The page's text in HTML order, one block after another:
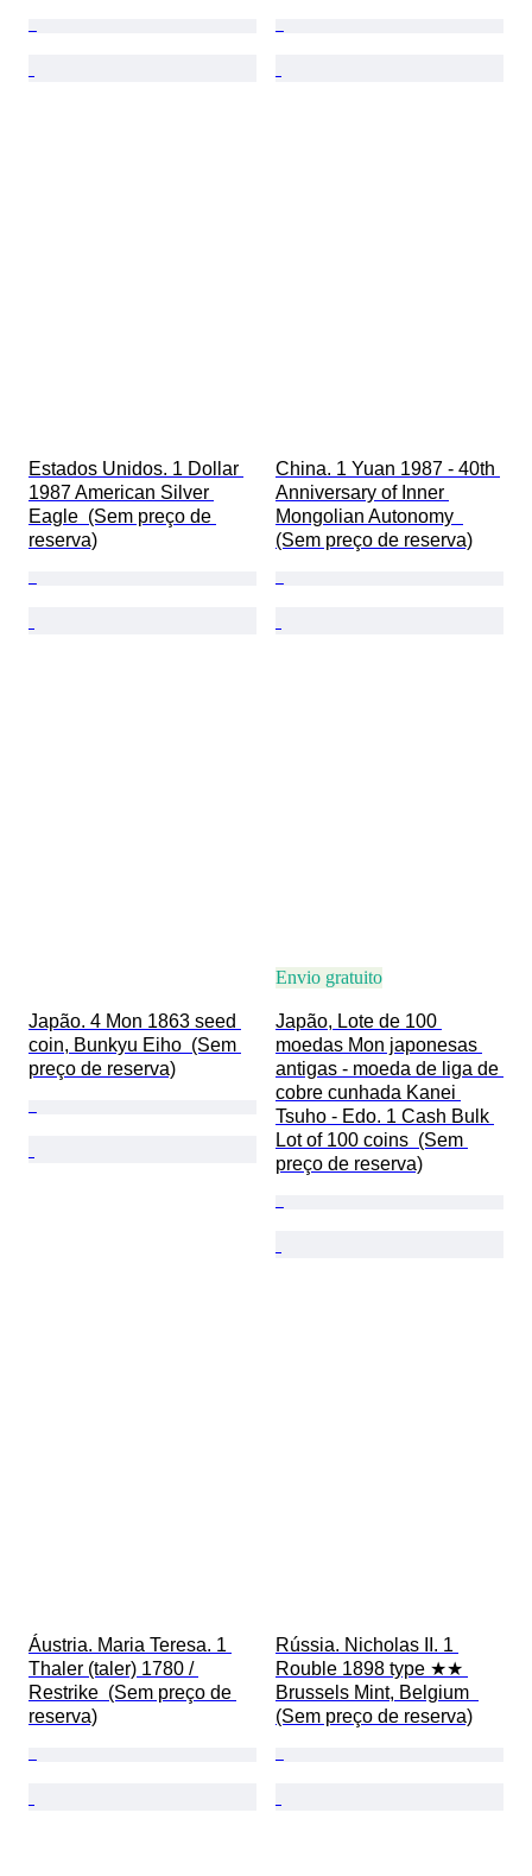
Estados Unidos. 1 Dollar
1987 American Silver
Eagle  (Sem preço de
reserva)
China. 1 Yuan 1987 - 40th
Anniversary of Inner
Mongolian Autonomy
(Sem preço de reserva)
Japão. 4 Mon 1863 seed
coin, Bunkyu Eiho  (Sem
preço de reserva)
Envio gratuito
Japão, Lote de 100
moedas Mon japonesas
antigas - moeda de liga de
cobre cunhada Kanei
Tsuho - Edo. 1 Cash Bulk
Lot of 100 coins  (Sem
preço de reserva)
Áustria. Maria Teresa. 1
Thaler (taler) 1780 /
Restrike  (Sem preço de
reserva)
Rússia. Nicholas II. 1
Rouble 1898 type ★★
Brussels Mint, Belgium
(Sem preço de reserva)